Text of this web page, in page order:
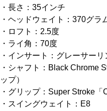
・長さ：35インチ
・ヘッドウェイト：370グラ
・ロフト：2.5度
・ライ角：70度
・インサート：グレーサー
・シャフト：Black Chrome
ップ）
・グリップ：Super Stroke「
・スイングウェイト：E8